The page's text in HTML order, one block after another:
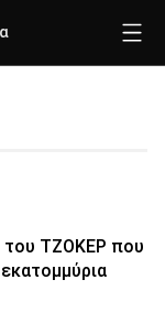
του ΤΖΟΚΕΡ που